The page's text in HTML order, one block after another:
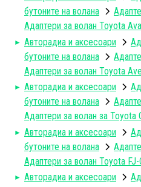
бутоните на волана
Адаптери за волан Toyota
Авторадиa и аксесоари
бутоните на волана
Адаптери за волан Toyota
Авторадиa и аксесоари
бутоните на волана
Адаптери за волан за Toyota
Авторадиa и аксесоари
бутоните на волана
Адаптери за волан Toyota
Авторадиa и аксесоари